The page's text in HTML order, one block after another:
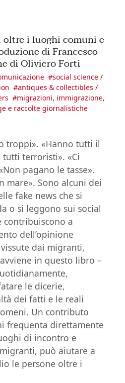
i luoghi comuni e
di Francesco
di Oliviero Forti
#social science /
#antiques & collectibles /
#migrazioni, immigrazione,
e raccolte giornalistiche
troppi». «Hanno tutti il
terroristi». «Ci
pagano le tasse».
mare». Sono alcuni dei
fake news che si
o si leggono sui social
contribuiscono a
dell’opinione
dai migranti,
in questo libro –
le dicerie,
dei fatti e le reali
Un contributo
frequenta direttamente
di incontro e
può aiutare a
le persone oltre i